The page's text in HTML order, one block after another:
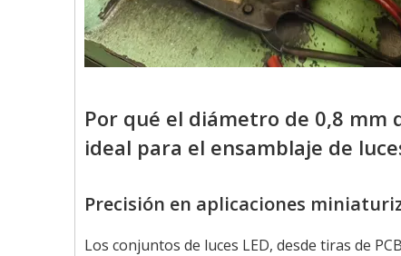
Por qué el diámetro de 0,8 mm
ideal para el ensamblaje de
Precisión en aplicaciones
Los conjuntos de luces LED, desde tiras de